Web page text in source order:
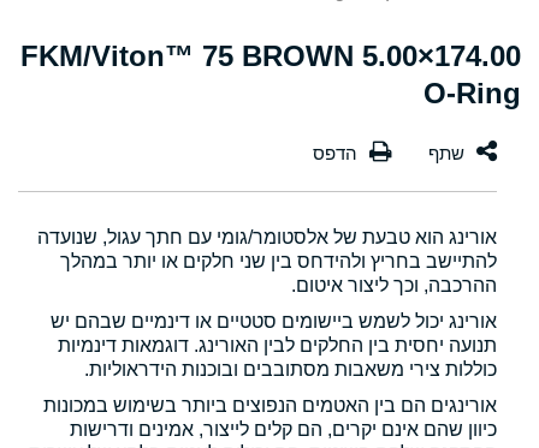
174.00×5.00 FKM/Viton™ 75 BROWN
O-Ring
אורינג הוא טבעת של אלסטומר/גומי עם חתך עגול, שנועדה
להתיישב בחריץ ולהידחס בין שני חלקים או יותר במהלך
ההרכבה, וכך ליצור איטום.
אורינג יכול לשמש ביישומים סטטיים או דינמיים שבהם יש
תנועה יחסית בין החלקים לבין האורינג. דוגמאות דינמיות
כוללות צירי משאבות מסתובבים ובוכנות הידראוליות.
אורינגים הם בין האטמים הנפוצים ביותר בשימוש במכונות
כיוון שהם אינם יקרים, הם קלים לייצור, אמינים ודרישות